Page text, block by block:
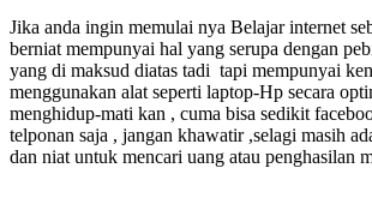
Jika anda ingin memulai nya Belajar internet
berniat mempunyai hal yang serupa dengan
yang di maksud diatas tadi tapi mempunyai
menggunakan alat seperti laptop-Hp secara
menghidup-mati kan , cuma bisa sedikit
telponan saja , jangan khawatir ,selagi masih
dan niat untuk mencari uang atau penghasilan